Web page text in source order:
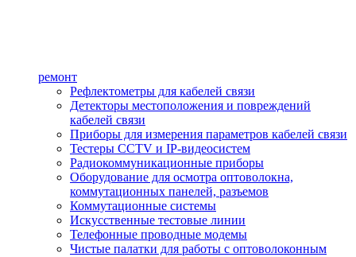
ремонт
Рефлектометры для кабелей связи
Детекторы местоположения и повреждений
кабелей связи
Приборы для измерения параметров кабелей связи
Тестеры CCTV и IP-видеосистем
Радиокоммуникационные приборы
Оборудование для осмотра оптоволокна,
коммутационных панелей, разъемов
Коммутационные системы
Искусственные тестовые линии
Телефонные проводные модемы
Чистые палатки для работы с оптоволоконным